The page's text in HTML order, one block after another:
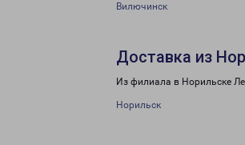
Вилючинск
Доставка из
Из филиала в Норильске
Норильск